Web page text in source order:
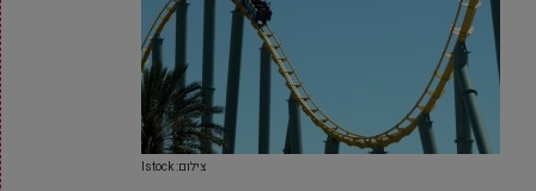
צילום: Istock